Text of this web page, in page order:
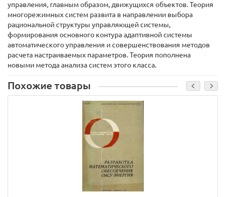
управления, главным образом, движущихся объектов. Теория
многорежимных систем развита в направлении выбора
рациональной структуры управляющей системы,
формирования основного контура адаптивной системы
автоматического управления и совершенствования методов
расчета настраиваемых параметров. Теория пополнена
новыми метода анализа систем этого класса.
Похожие товары